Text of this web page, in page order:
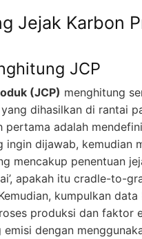
Jejak Karbon
JCP
(JCP) menghitung
dihasilkan di rantai
pertama adalah
ingin dijawab, kemudian
mencakup penentuan
apakah itu cradle-to-
kumpulkan data
produksi dan faktor
emisi dengan